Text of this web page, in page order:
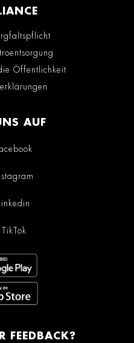
Öffentlichkeit
AUF
Linkedin
TikTok
FEEDBACK?